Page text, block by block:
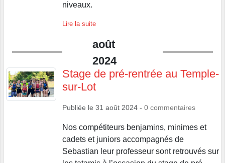
niveaux.
Lire la suite
août
2024
Stage de pré-rentrée au Temple-
sur-Lot
Publiée le 31 août 2024 - 0 commentaires
Nos compétiteurs benjamins, minimes et
cadets et juniors accompagnés de
Sebastian leur professeur sont retrouvés sur